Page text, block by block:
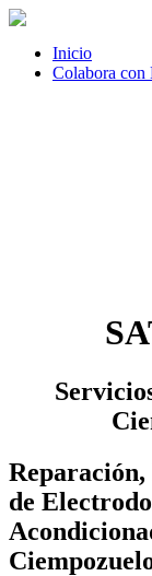
Inicio
Colabora con
de